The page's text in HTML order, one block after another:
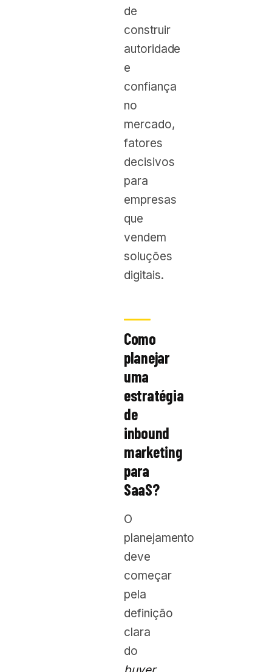
de
construir
autoridade
e
confiança
no
mercado,
fatores
decisivos
para
empresas
que
vendem
soluções
digitais.
Como
planejar
uma
estratégia
de
inbound
marketing
para
SaaS?
O
planejamento
deve
começar
pela
definição
clara
do